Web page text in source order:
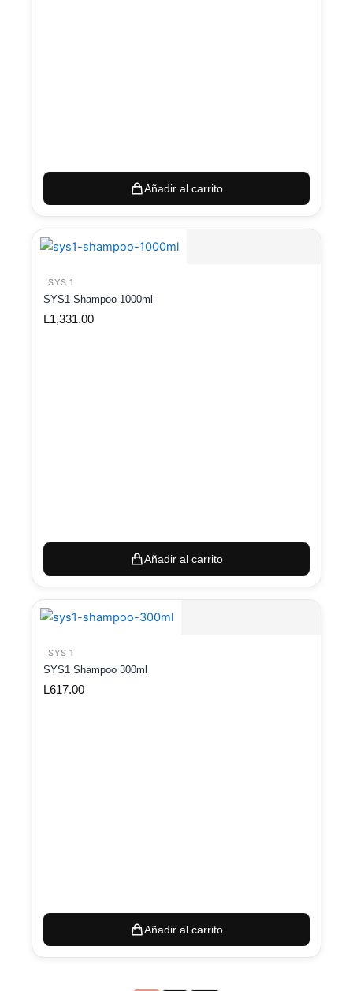
Añadir al carrito
SYS 1
SYS1 Shampoo 1000ml
L1,331.00
Añadir al carrito
SYS 1
SYS1 Shampoo 300ml
L617.00
Añadir al carrito